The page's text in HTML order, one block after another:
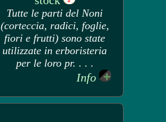
Tutte le parti del Noni
(corteccia, radici, foglie,
fiori e frutti) sono state
utilizzate in erboristeria
per le loro pr. . . .
Info